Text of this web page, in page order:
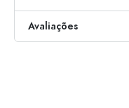
Avaliações